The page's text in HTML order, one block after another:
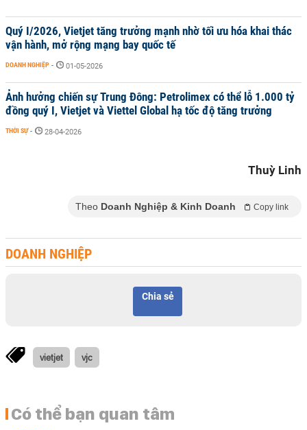
Quý I/2026, Vietjet tăng trưởng mạnh nhờ tối ưu hóa khai thác
vận hành, mở rộng mạng bay quốc tế
DOANH NGHIỆP - 01-05-2026
Ảnh hưởng chiến sự Trung Đông: Petrolimex có thể lỗ 1.000 tỷ
đồng quý I, Vietjet và Viettel Global hạ tốc độ tăng trưởng
THỜI SỰ - 28-04-2026
Thuỳ Linh
Theo Doanh Nghiệp & Kinh Doanh Copy link
DOANH NGHIỆP
Chia sẻ
vietjet vjc
Có thể bạn quan tâm